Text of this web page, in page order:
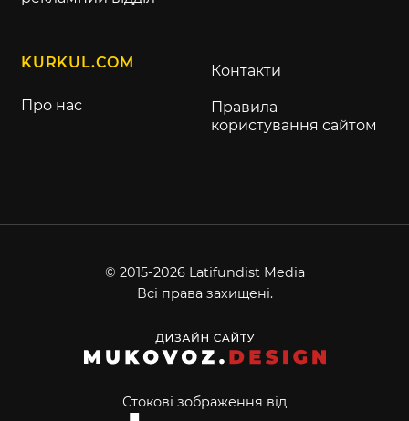
KURKUL.COM
Про нас
Контакти
Правила
користування сайтом
© 2015-2026 Latifundist Media
Всі права захищені.
Стокові зображення від